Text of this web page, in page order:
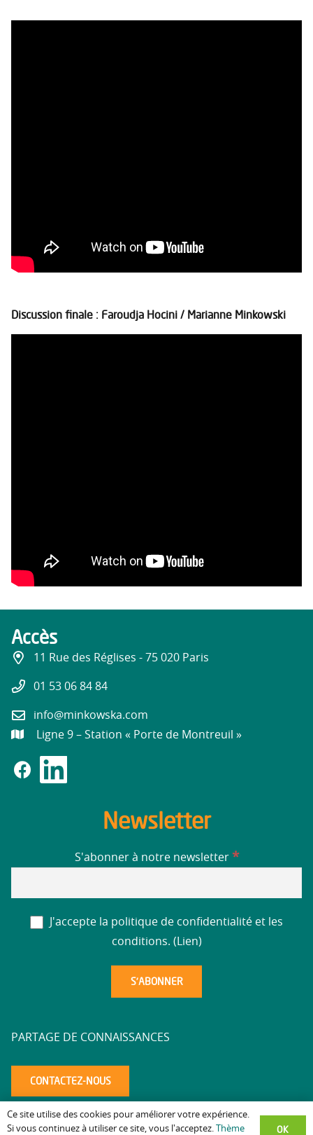
Discussion finale : Faroudja Hocini / Marianne Minkowski
Accès
11 Rue des Réglises - 75 020 Paris
01 53 06 84 84
info@minkowska.com
Ligne 9 – Station « Porte de Montreuil »
Newsletter
S'abonner à notre newsletter *
J'accepte la politique de confidentialité et les
conditions. (Lien)
PARTAGE DE CONNAISSANCES
CONTACTEZ-NOUS
Mentions légales–Politique de confidentialité–Accessibilité–
Ce site utilise des cookies pour améliorer votre expérience.
Si vous continuez à utiliser ce site, vous l'acceptez.
Thème OK